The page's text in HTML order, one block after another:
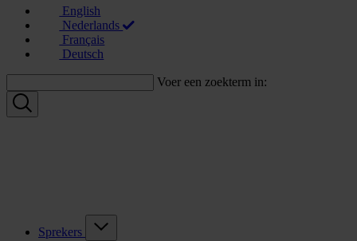
English
Nederlands
Français
Deutsch
Voer een zoekterm in:
Sprekers